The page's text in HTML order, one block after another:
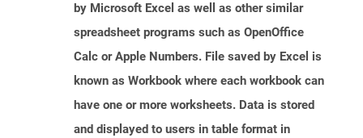
by Microsoft Excel as well as other similar
spreadsheet programs such as OpenOffice
Calc or Apple Numbers. File saved by Excel is
known as Workbook where each workbook can
have one or more worksheets. Data is stored
and displayed to users in table format in